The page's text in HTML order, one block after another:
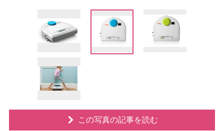
この写真の記事を読む